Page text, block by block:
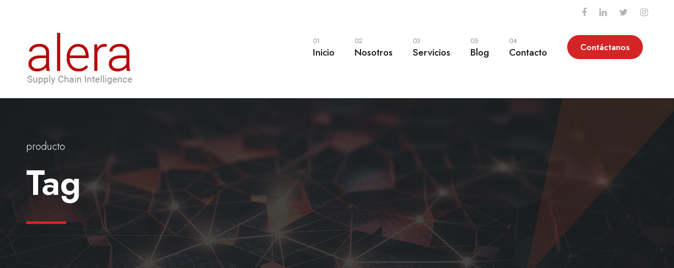
01
Inicio
02
Nosotros
03
Servicios
05
Blog
04
Contacto Contáctanos
producto
Tag